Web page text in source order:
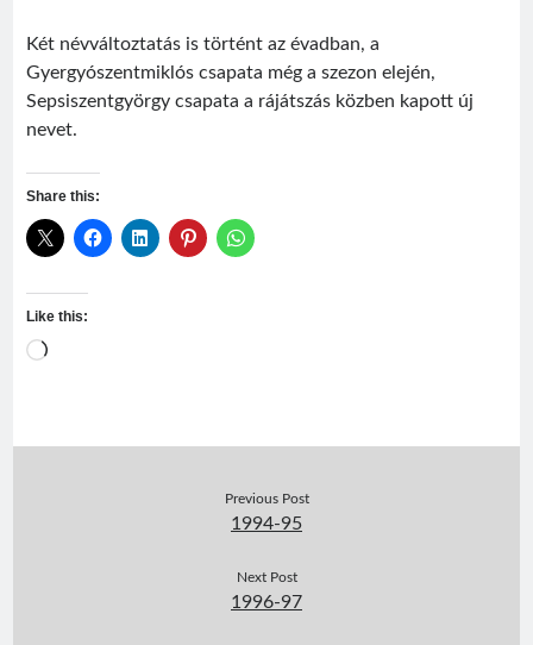
Két névváltoztatás is történt az évadban, a
Gyergyószentmiklós csapata még a szezon elején,
Sepsiszentgyörgy csapata a rájátszás közben kapott új
nevet.
Share this:
Like this:
Loading…
Previous Post
1994-95
Next Post
1996-97